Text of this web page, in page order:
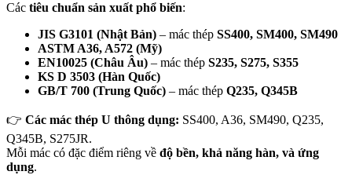
Các tiêu chuẩn sản xuất phổ biến:
JIS G3101 (Nhật Bản) – mác thép SS400, SM400, SM490
ASTM A36, A572 (Mỹ)
EN10025 (Châu Âu) – mác thép S235, S275, S355
KS D 3503 (Hàn Quốc)
GB/T 700 (Trung Quốc) – mác thép Q235, Q345B
👉 Các mác thép U thông dụng: SS400, A36, SM490, Q235,
Q345B, S275JR.
Mỗi mác có đặc điểm riêng về độ bền, khả năng hàn, và ứng
dụng.